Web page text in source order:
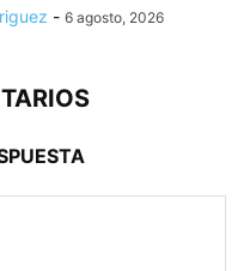
- 6 agosto, 2026